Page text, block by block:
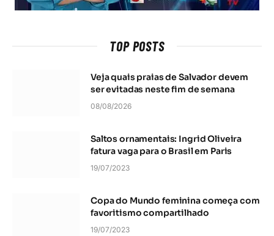
TOP POSTS
Veja quais praias de Salvador devem
ser evitadas neste fim de semana
08/08/2026
Saltos ornamentais: Ingrid Oliveira
fatura vaga para o Brasil em Paris
19/07/2023
Copa do Mundo feminina começa com
favoritismo compartilhado
19/07/2023